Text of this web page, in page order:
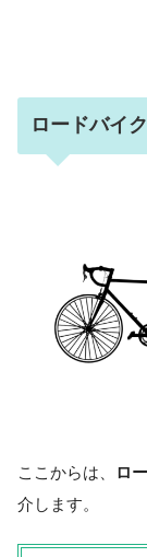
ロードバイ
ここからは、 ロ
介します。